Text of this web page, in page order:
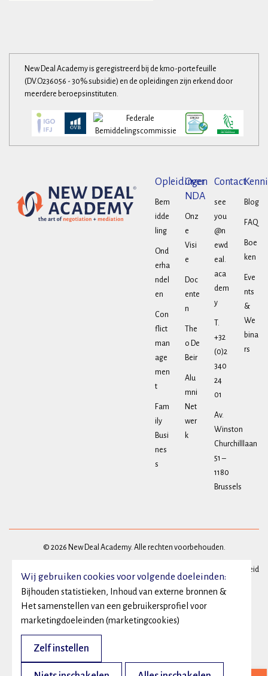
New Deal Academy is geregistreerd bij de kmo-portefeuille
(DV.O236056 - 30% subsidie) en de opleidingen zijn erkend door
meerdere beroepsinstituten.
Opleidingen
Bem
idde
ling
Ond
erha
ndel
en
Con
flict
man
age
men
t
Fam
ily
Busi
nes
s
Over
NDA
Onz
e
Visi
e
Doc
ente
n
The
o De
Beir
Alu
mni
Net
wer
k
Contact
see
you
@n
ewd
eal.
aca
dem
y
T.
+32
(0)2
340
24
01
Av.
Winston
Churchilllaan
51 –
1180
Brussels
Blog
FAQ
Boe
ken
Eve
nts
&
We
bina
rs
© 2026 New Deal Academy. Alle rechten voorbehouden.
Cookie beleid
Wij gebruiken cookies voor volgende doeleinden:
Bijhouden statistieken, Inhoud van externe bronnen &
Het samenstellen van een gebruikersprofiel voor
marketingdoeleinden (marketingcookies)
Zelf instellen